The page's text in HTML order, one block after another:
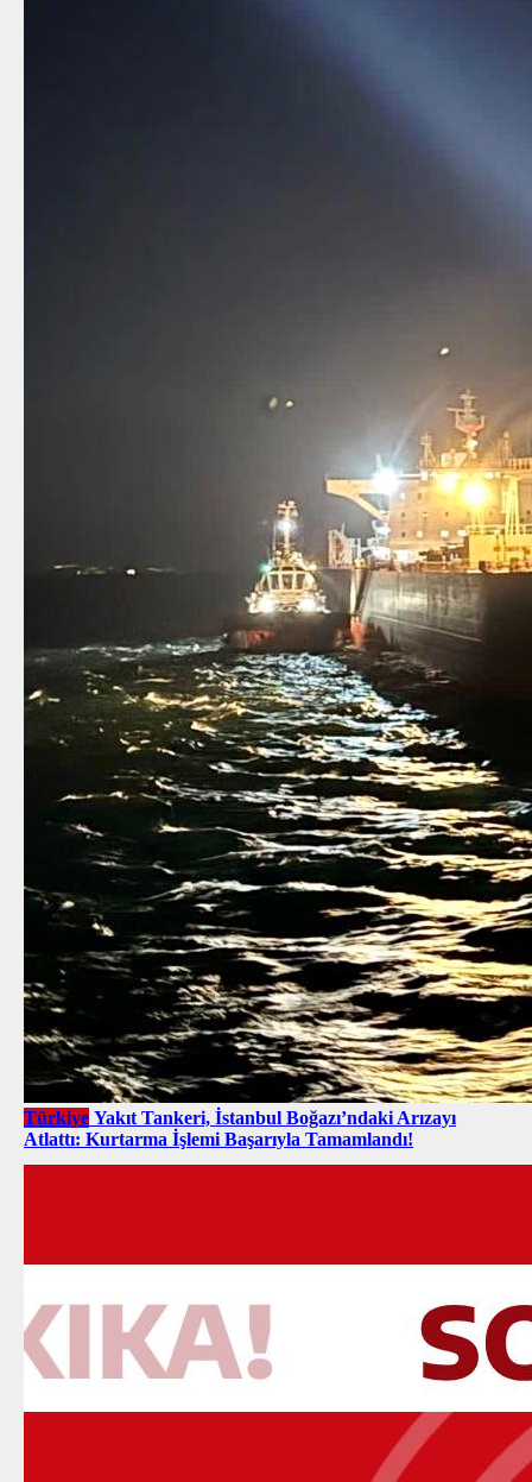
Türkiye Yakıt Tankeri, İstanbul Boğazı’ndaki Arızayı
Atlattı: Kurtarma İşlemi Başarıyla Tamamlandı!